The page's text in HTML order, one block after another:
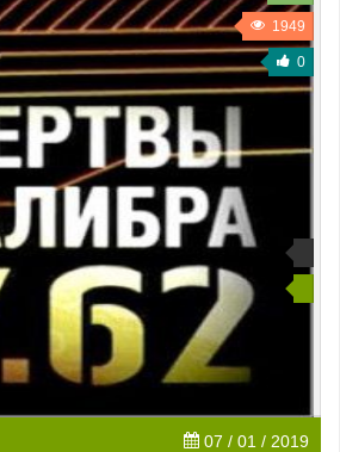
1949
0
07 / 01 / 2019